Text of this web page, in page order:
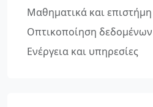
Μαθηματικά και επιστήμη
Οπτικοποίηση δεδομένων
Ενέργεια και υπηρεσίες